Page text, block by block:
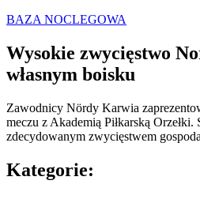
BAZA NOCLEGOWA
Wysokie zwycięstwo
własnym boisku
Zawodnicy Nördy Karwia
meczu z Akademią Piłkarską Orzełki.
zdecydowanym zwycięstwem
Kategorie: